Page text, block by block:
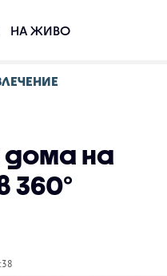
НА ЖИВО
дома на
360°